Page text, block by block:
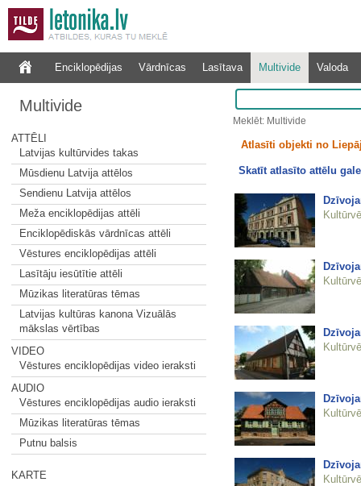
Enciklopēdijas Vārdnīcas Lasītava Multivide Valoda
Multivide
ATTĒLI
Latvijas kultūrvides takas
Mūsdienu Latvija attēlos
Sendienu Latvija attēlos
Meža enciklopēdijas attēli
Enciklopēdiskās vārdnīcas attēli
Vēstures enciklopēdijas attēli
Lasītāju iesūtītie attēli
Mūzikas literatūras tēmas
Latvijas kultūras kanona Vizuālās
mākslas vērtības
VIDEO
Vēstures enciklopēdijas video ieraksti
AUDIO
Vēstures enciklopēdijas audio ieraksti
Mūzikas literatūras tēmas
Putnu balsis
KARTE
Meklēt: Multivide
Atlasīti objekti no
Skatīt atlasīto attēlu